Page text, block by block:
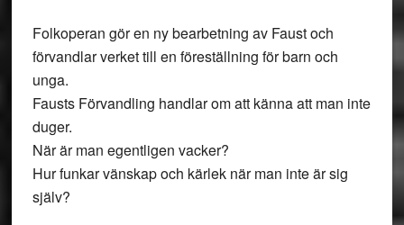
Folkoperan gör en ny bearbetning av Faust och
förvandlar verket till en föreställning för barn och
unga.
Fausts Förvandling handlar om att känna att man inte
duger.
När är man egentligen vacker?
Hur funkar vänskap och kärlek när man inte är sig
själv?